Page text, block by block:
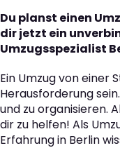
Du planst einen
dir jetzt ein
Umzugsspezialist
Ein Umzug von einer
Herausforderung
und zu organisieren.
dir zu helfen! Als
Erfahrung in Berlin